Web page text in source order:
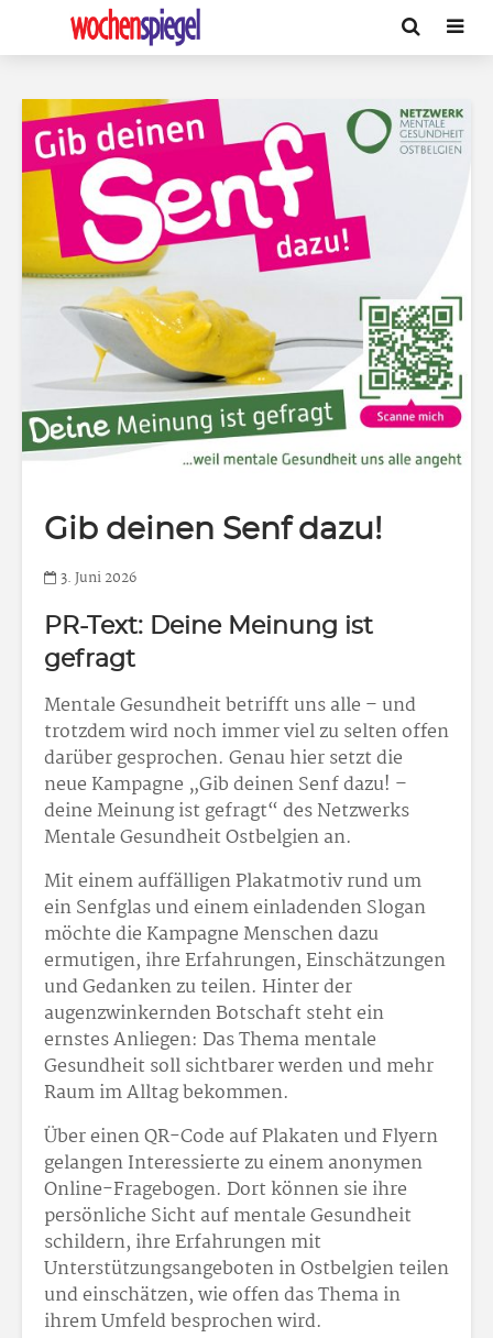
Gib deinen Senf dazu!
3. Juni 2026
PR-Text: Deine Meinung ist
gefragt
Mentale Gesundheit betrifft uns alle – und
trotzdem wird noch immer viel zu selten offen
darüber gesprochen. Genau hier setzt die
neue Kampagne „Gib deinen Senf dazu! –
deine Meinung ist gefragt“ des Netzwerks
Mentale Gesundheit Ostbelgien an.
Mit einem auffälligen Plakatmotiv rund um
ein Senfglas und einem einladenden Slogan
möchte die Kampagne Menschen dazu
ermutigen, ihre Erfahrungen, Einschätzungen
und Gedanken zu teilen. Hinter der
augenzwinkernden Botschaft steht ein
ernstes Anliegen: Das Thema mentale
Gesundheit soll sichtbarer werden und mehr
Raum im Alltag bekommen.
Über einen QR-Code auf Plakaten und Flyern
gelangen Interessierte zu einem anonymen
Online-Fragebogen. Dort können sie ihre
persönliche Sicht auf mentale Gesundheit
schildern, ihre Erfahrungen mit
Unterstützungsangeboten in Ostbelgien teilen
und einschätzen, wie offen das Thema in
ihrem Umfeld besprochen wird.